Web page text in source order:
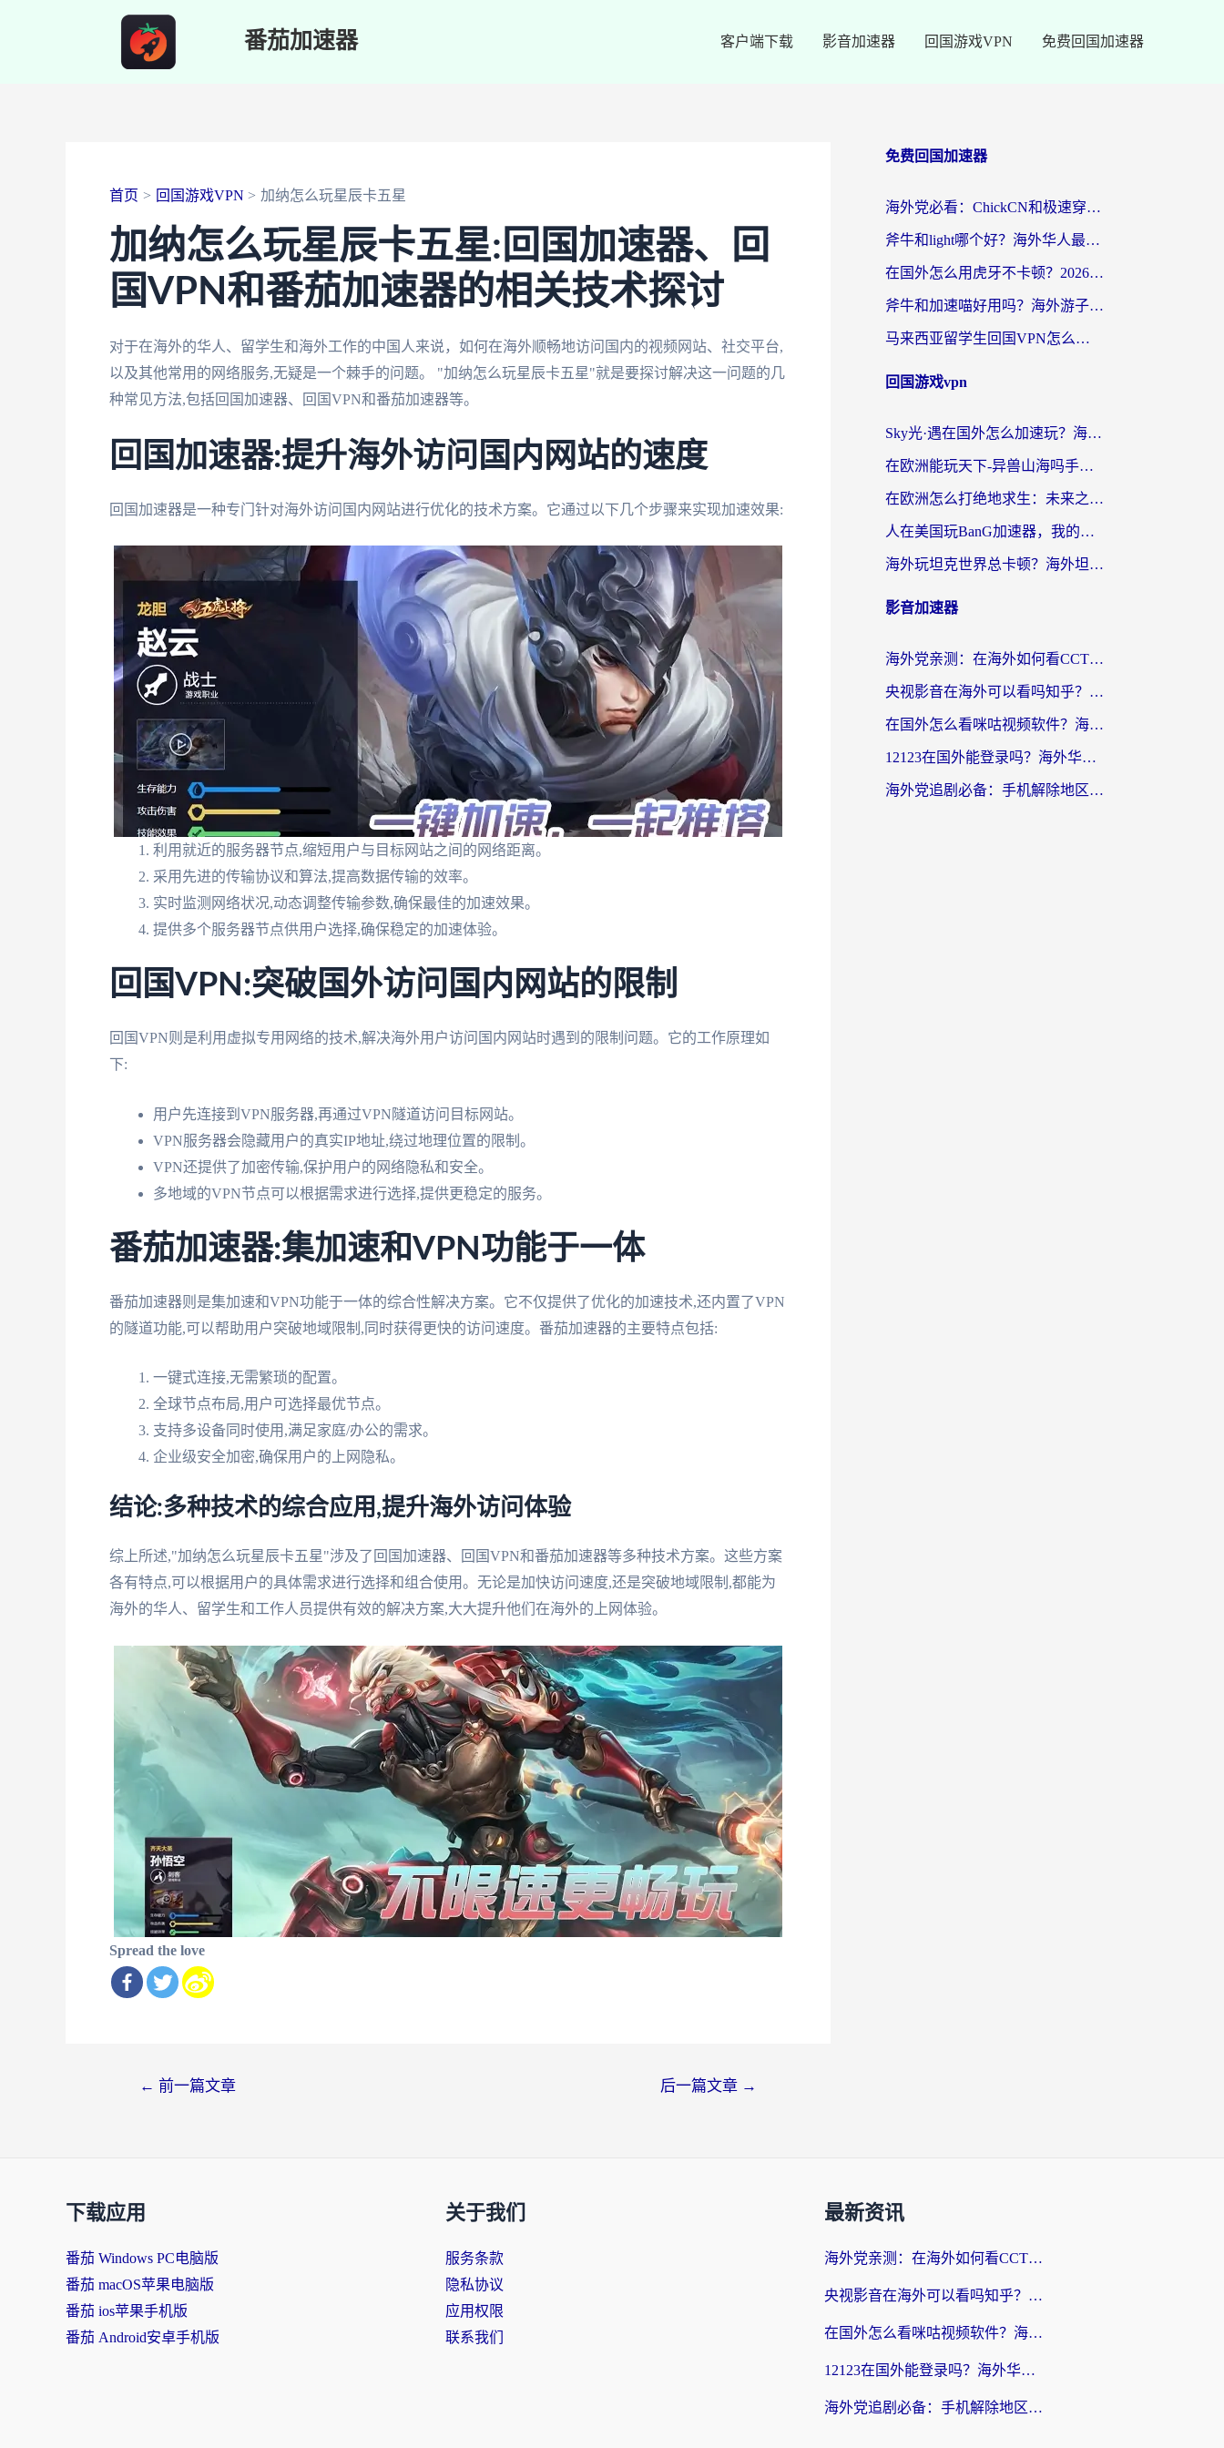
番茄加速器 客户端下载 影音加速器 回国游戏VPN 免费回国加速器
首页 回国游戏VPN 加纳怎么玩星辰卡五星
加纳怎么玩星辰卡五星:回国加速器、回
国VPN和番茄加速器的相关技术探讨
对于在海外的华人、留学生和海外工作的中国人来说，如何在海外顺畅地访问国内的视频网站、社交平台,
以及其他常用的网络服务,无疑是一个棘手的问题。 "加纳怎么玩星辰卡五星"就是要探讨解决这一问题的几
种常见方法,包括回国加速器、回国VPN和番茄加速器等。
回国加速器:提升海外访问国内网站的速度
回国加速器是一种专门针对海外访问国内网站进行优化的技术方案。它通过以下几个步骤来实现加速效果:
利用就近的服务器节点,缩短用户与目标网站之间的网络距离。
采用先进的传输协议和算法,提高数据传输的效率。
实时监测网络状况,动态调整传输参数,确保最佳的加速效果。
提供多个服务器节点供用户选择,确保稳定的加速体验。
回国VPN:突破国外访问国内网站的限制
回国VPN则是利用虚拟专用网络的技术,解决海外用户访问国内网站时遇到的限制问题。它的工作原理如
下:
用户先连接到VPN服务器,再通过VPN隧道访问目标网站。
VPN服务器会隐藏用户的真实IP地址,绕过地理位置的限制。
VPN还提供了加密传输,保护用户的网络隐私和安全。
多地域的VPN节点可以根据需求进行选择,提供更稳定的服务。
番茄加速器:集加速和VPN功能于一体
番茄加速器则是集加速和VPN功能于一体的综合性解决方案。它不仅提供了优化的加速技术,还内置了VPN
的隧道功能,可以帮助用户突破地域限制,同时获得更快的访问速度。番茄加速器的主要特点包括:
一键式连接,无需繁琐的配置。
全球节点布局,用户可选择最优节点。
支持多设备同时使用,满足家庭/办公的需求。
企业级安全加密,确保用户的上网隐私。
结论:多种技术的综合应用,提升海外访问体验
综上所述,"加纳怎么玩星辰卡五星"涉及了回国加速器、回国VPN和番茄加速器等多种技术方案。这些方案
各有特点,可以根据用户的具体需求进行选择和组合使用。无论是加快访问速度,还是突破地域限制,都能为
海外的华人、留学生和工作人员提供有效的解决方案,大大提升他们在海外的上网体验。
Spread the love
← 前一篇文章 后一篇文章 →
免费回国加速器
海外党必看：ChickCN和极速穿梭VPN好用吗？3招教你选对回国加速器无缝刷国内资源
斧牛和light哪个好？海外华人最关心的回国加速器选择难题，一篇讲透
在国外怎么用虎牙不卡顿？2026海外华人亲测有效的回国加速器选择指南
斧牛和加速喵好用吗？海外游子的真实选择困境
马来西亚留学生回国VPN怎么选？3个避坑点+1款实测好用的加速器推荐
回国游戏vpn
Sky光·遇在国外怎么加速玩？海外党亲测有效的国服游戏加速指南
在欧洲能玩天下-异兽山海吗手游？海外玩家的加速器生存指南
在欧洲怎么打绝地求生：未来之役不卡？留学生亲测的加速器避坑指南
人在美国玩BanG加速器，我的延迟终于绿了
海外玩坦克世界总卡顿？海外坦克世界加速器有哪些？实测好用的选择在这里
影音加速器
海外党亲测：在海外如何看CCTV？告别“仅限大陆播放”的实用指南
央视影音在海外可以看吗知乎？留学生亲测：3步解决地域限制+追剧自由
在国外怎么看咪咕视频软件？海外党亲测有效的回国加速方案
12123在国外能登录吗？海外华人必看的回国加速实用指南
海外党追剧必备：手机解除地区限制app怎么选？解决央视视频&国内剧地区限制全指南
下载应用
番茄 Windows PC电脑版
番茄 macOS苹果电脑版
番茄 ios苹果手机版
番茄 Android安卓手机版
关于我们
服务条款
隐私协议
应用权限
联系我们
最新资讯
海外党亲测：在海外如何看CCTV？告别“仅限大陆播放”的实用指南
央视影音在海外可以看吗知乎？留学生亲测：3步解决地域限制+追剧自由
在国外怎么看咪咕视频软件？海外党亲测有效的回国加速方案
12123在国外能登录吗？海外华人必看的回国加速实用指南
海外党追剧必备：手机解除地区限制app怎么选？解决央视视频&国内剧地区限制全指南